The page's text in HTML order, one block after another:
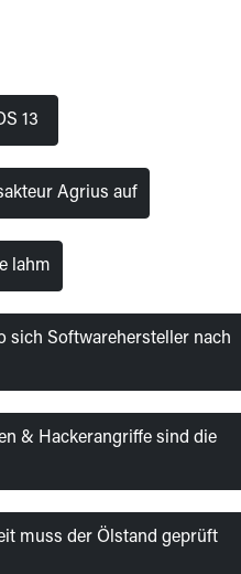
13
Agrius auf
lahm
sich Softwarehersteller nach
& Hackerangriffe sind die
muss der Ölstand geprüft